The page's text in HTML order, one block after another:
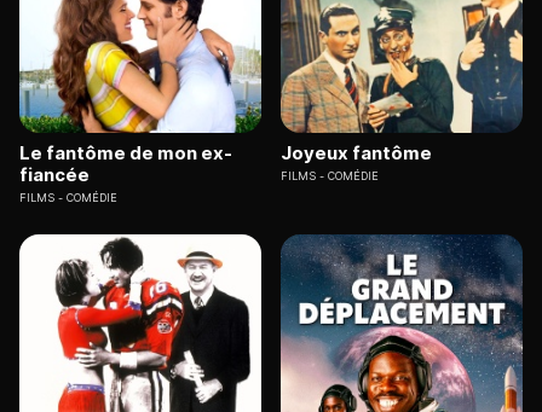
Le fantôme de mon ex-
fiancée
FILMS COMÉDIE
Joyeux fantôme
FILMS COMÉDIE